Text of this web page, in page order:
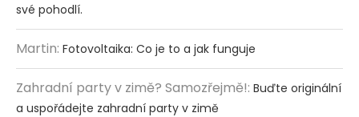
své pohodlí.
Martin: Fotovoltaika: Co je to a jak funguje
Zahradní party v zimě? Samozřejmě!: Buďte originální
a uspořádejte zahradní party v zimě